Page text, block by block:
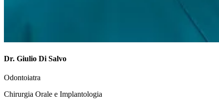
Dr. Giulio Di Salvo
Odontoiatra
Chirurgia Orale e Implantologia